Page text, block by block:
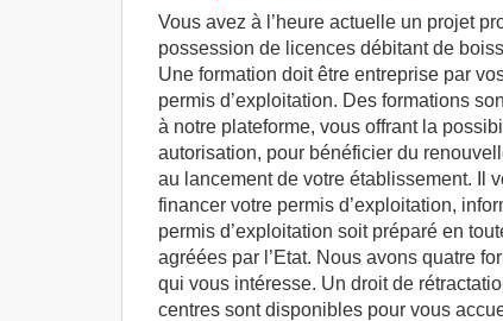
Vous avez à l’heure actuelle un projet
possession de licences débitant de
Une formation doit être entreprise par
permis d’exploitation. Des formations
à notre plateforme, vous offrant la
autorisation, pour bénéficier du
au lancement de votre établissement. Il
financer votre permis d’exploitation,
permis d’exploitation soit préparé en
agréées par l’Etat. Nous avons quatre
qui vous intéresse. Un droit de
centres sont disponibles pour vous